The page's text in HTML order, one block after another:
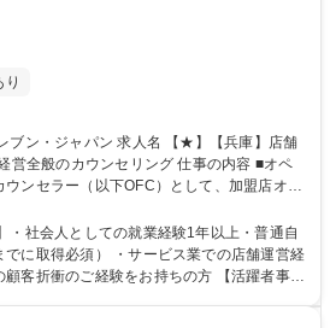
り
求人名 【★】【兵庫】店舗
カウンセリング 仕事の内容 ■オペ
ンセラー（以下OFC）として、加盟店オー
スストアに対して、経営全般に関わる支援
運営支援業務をお任せします。 【業務
や販売数等データ分析、売場確認、発注や
計画の作成、従業員教育サポート等がござ
・社会人としての就業経験1年以上・普通自
に取得必須） ・サービス業での店舗運営経
衝のご経験をお持ちの方 【活躍者事